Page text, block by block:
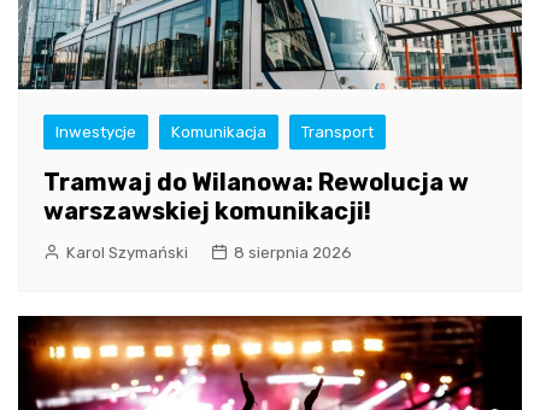
Inwestycje Komunikacja Transport
Tramwaj do Wilanowa: Rewolucja w
warszawskiej komunikacji!
Karol Szymański 8 sierpnia 2026